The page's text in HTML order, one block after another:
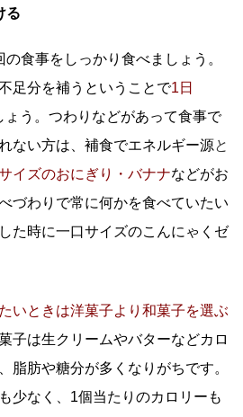
る
食事をしっかり食べましょう。
足分を補うということで1日
ょう。つわりなどがあって食事で
ない方は、補食でエネルギー源と
イズのおにぎり・バナナなどがお
づわりで常に何かを食べていたい
た時に一口サイズのこんにゃくゼ
いときは洋菓子より和菓子を選ぶ
子は生クリームやバターなどカロ
脂肪や糖分が多くなりがちです。
少なく、1個当たりのカロリーも